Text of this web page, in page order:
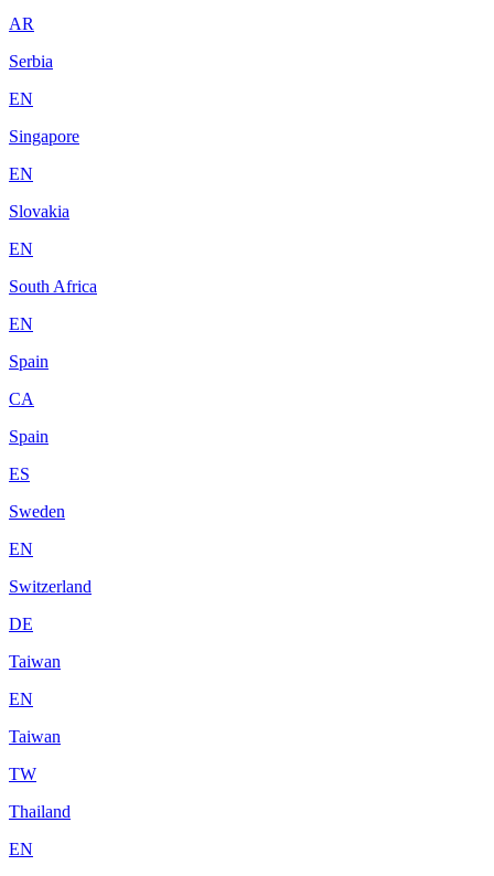
AR
Serbia
EN
Singapore
EN
Slovakia
EN
South Africa
EN
Spain
CA
Spain
ES
Sweden
EN
Switzerland
DE
Taiwan
EN
Taiwan
TW
Thailand
EN